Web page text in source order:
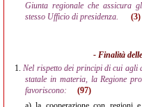
Giunta regionale che assicura
stesso Ufficio di presidenza.
(3)
- Finalità
1. Nel rispetto dei principi di cui agli
statale in materia, la Regione
favoriscono:
(97)